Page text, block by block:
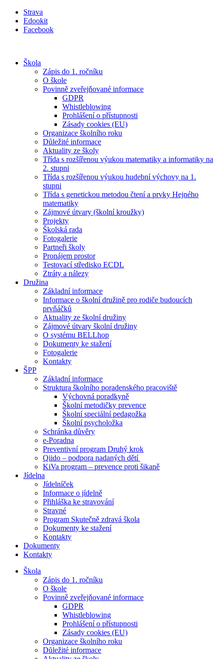
Přejít
obsahu
Strava
Edookit
Facebook
Škola
Zápis do 1. ročníku
O škole
Povinně zveřejňované informace
GDPR
Whistleblowing
Prohlášení o přístupnosti
Zásady cookies (EU)
Organizace školního roku
Důležité informace
Aktuality ze školy
Třída s rozšířenou výukou matematiky a informatiky na
2. stupni
Třída s rozšířenou výukou hudební výchovy na 1.
stupni
Třída s genetickou metodou čtení a prvky Hejného
matematiky
Zájmové útvary (školní kroužky)
Projekty
Školská rada
Fotogalerie
Partneři školy
Pronájem prostor
Testovací středisko ECDL
Ztráty a nálezy
Družina
Základní informace
Informace o školní družině pro rodiče budoucích
prvňáčků
Aktuality ze školní družiny
Zájmové útvary školní družiny
O systému BELLhop
Dokumenty ke stažení
Fotogalerie
Kontakty
ŠPP
Základní informace
Struktura školního poradenského pracoviště
Výchovná poradkyně
Školní metodičky prevence
Školní speciální pedagožka
Školní psycholožka
Schránka důvěry
e-Poradna
Preventivní program Druhý krok
Qiido – podpora nadaných dětí
KiVa program – prevence proti šikaně
Jídelna
Jídelníček
Informace o jídelně
Přihláška ke stravování
Stravné
Program Skutečně zdravá škola
Dokumenty ke stažení
Kontakty
Dokumenty
Kontakty
Škola
Zápis do 1. ročníku
O škole
Povinně zveřejňované informace
GDPR
Whistleblowing
Prohlášení o přístupnosti
Zásady cookies (EU)
Organizace školního roku
Důležité informace